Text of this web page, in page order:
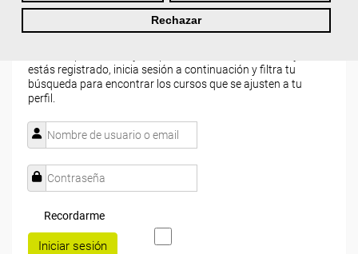
Rechazar
estás registrado, inicia sesión a continuación y filtra tu
búsqueda para encontrar los cursos que se ajusten a tu
perfil.
Recordarme
Iniciar sesión